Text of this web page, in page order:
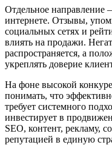
Отдельное направление
интернете. Отзывы,
социальных сетях и
влиять на продажи.
распространяется, а
укреплять доверие
На фоне высокой
понимать, что
требует системного
инвестирует в
SEO, контент, рекламу,
репутацией в единую